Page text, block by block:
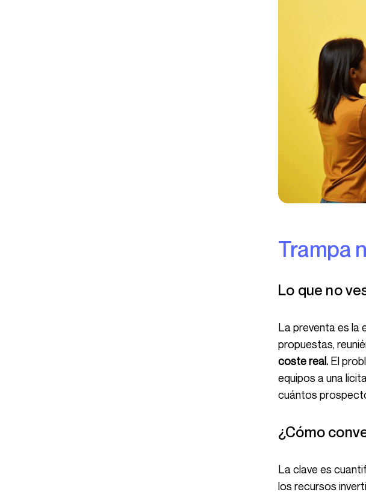
Trampa
Lo que no
La preventa es la etapa en la que las agencias suelen ahogarse. Pasamos horas preparando
propuestas,
coste real. El
equipos a una
cuántos
¿Cómo
La clave es cuantificar cada minuto pasado en preventa. Haz un seguimiento preciso del tiempo y
los recursos